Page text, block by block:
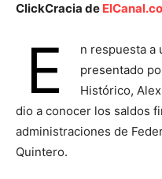
ClickCracia de ElCanal.co
E
n respuesta a
presentado
Histórico,
dio a conocer los saldos
administraciones de
Quintero.